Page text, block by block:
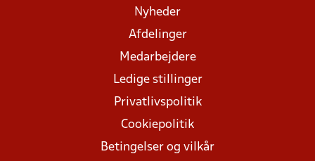
Nyheder
Afdelinger
Medarbejdere
Ledige stillinger
Privatlivspolitik
Cookiepolitik
Betingelser og vilkår